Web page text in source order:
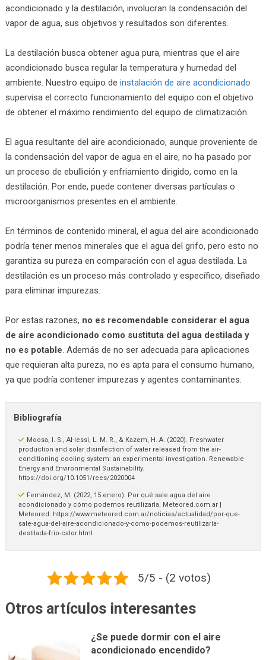
acondicionado y la destilación, involucran la condensación del
vapor de agua, sus objetivos y resultados son diferentes.
La destilación busca obtener agua pura, mientras que el aire
acondicionado busca regular la temperatura y humedad del
ambiente. Nuestro equipo de instalación de aire acondicionado
supervisa el correcto funcionamiento del equipo con el objetivo
de obtener el máximo rendimiento del equipo de climatización.
El agua resultante del aire acondicionado, aunque proveniente de
la condensación del vapor de agua en el aire, no ha pasado por
un proceso de ebullición y enfriamiento dirigido, como en la
destilación. Por ende, puede contener diversas partículas o
microorganismos presentes en el ambiente.
En términos de contenido mineral, el agua del aire acondicionado
podría tener menos minerales que el agua del grifo, pero esto no
garantiza su pureza en comparación con el agua destilada. La
destilación es un proceso más controlado y específico, diseñado
para eliminar impurezas.
Por estas razones, no es recomendable considerar el agua
de aire acondicionado como sustituta del agua destilada y
no es potable. Además de no ser adecuada para aplicaciones
que requieran alta pureza, no es apta para el consumo humano,
ya que podría contener impurezas y agentes contaminantes.
Bibliografía
Moosa, I. S., Al-Iessi, L. M. R., & Kazem, H. A. (2020). Freshwater
production and solar disinfection of water released from the air-
conditioning cooling system: an experimental investigation. Renewable
Energy and Environmental Sustainability.
https://doi.org/10.1051/rees/2020004
Fernández, M. (2022, 15 enero). Por qué sale agua del aire
acondicionado y cómo podemos reutilizarla. Meteored.com.ar |
Meteored. https://www.meteored.com.ar/noticias/actualidad/por-que-
sale-agua-del-aire-acondicionado-y-como-podemos-reutilizarla-
destilada-frio-calor.html
5/5 - (2 votos)
Otros artículos interesantes
¿Se puede dormir con el aire
acondicionado encendido?